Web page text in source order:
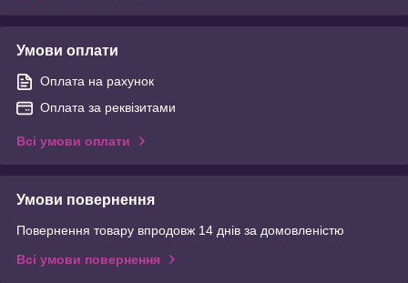
Умови оплати
Оплата на рахунок
Оплата за реквізитами
Всі умови оплати
Умови повернення
Повернення товару впродовж 14 днів за домовленістю
Всі умови повернення